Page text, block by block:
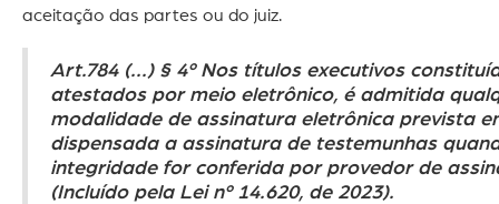
aceitação das partes ou do juiz.
Art.784 (...) § 4º Nos títulos executivos
atestados por meio eletrônico, é admitida
modalidade de assinatura eletrônica prevista
dispensada a assinatura de testemunhas
integridade for conferida por provedor de
(Incluído pela Lei nº 14.620, de 2023).